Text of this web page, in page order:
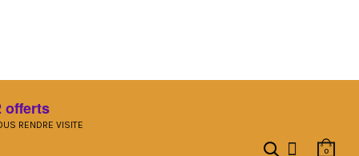
RENDRE VISITE
0
offerts